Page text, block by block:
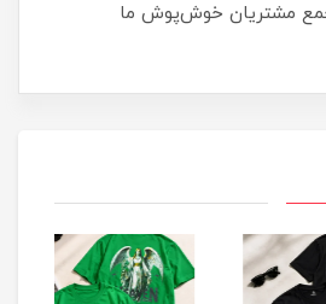
جمع مشتریان خوش‌پوش ما